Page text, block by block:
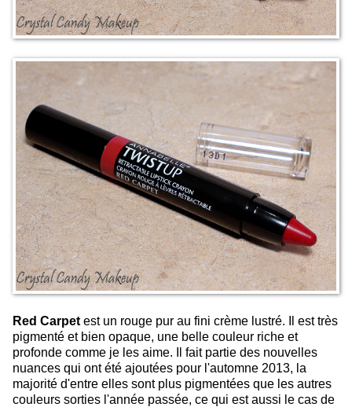
Red Carpet est un rouge pur au fini crème lustré. Il est très
pigmenté et bien opaque, une belle couleur riche et
profonde comme je les aime. Il fait partie des nouvelles
nuances qui ont été ajoutées pour l'automne 2013, la
majorité d'entre elles sont plus pigmentées que les autres
couleurs sorties l'année passée, ce qui est aussi le cas de